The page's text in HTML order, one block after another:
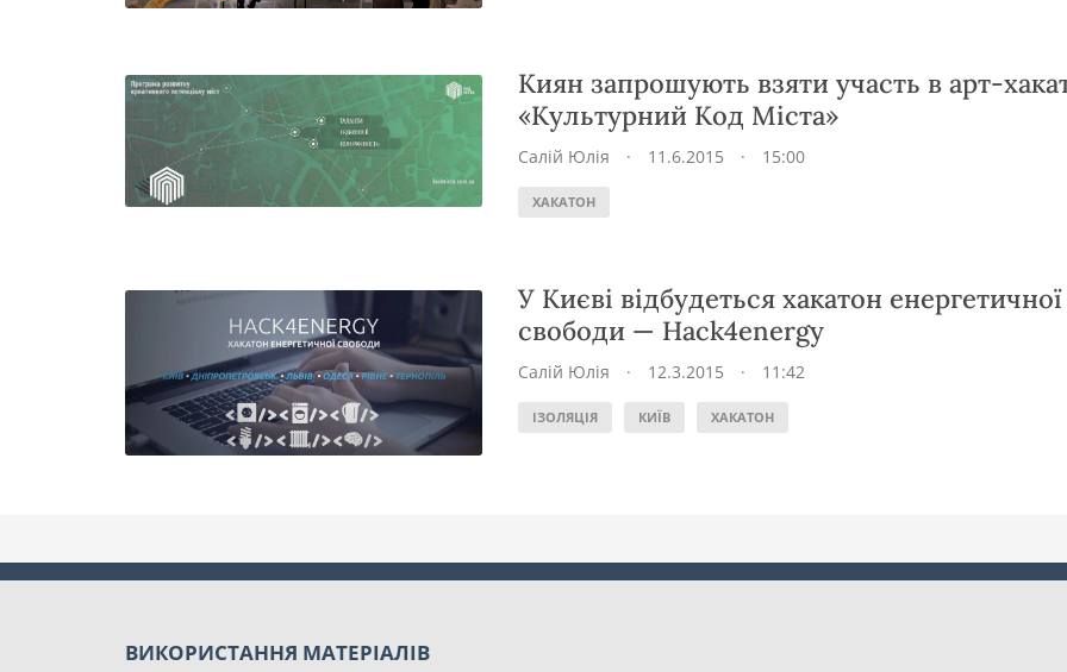
Киян запрошують взяти участь в арт-
«Культурний Код Міста»
Салій Юлія · 11.6.2015 · 15:00
ХАКАТОН
У Києві відбудеться хакатон енергетичної
свободи — Hack4energy
Салій Юлія · 12.3.2015 · 11:42
ІЗОЛЯЦІЯ КИЇВ ХАКАТОН
ВИКОРИСТАННЯ МАТЕРІАЛІВ